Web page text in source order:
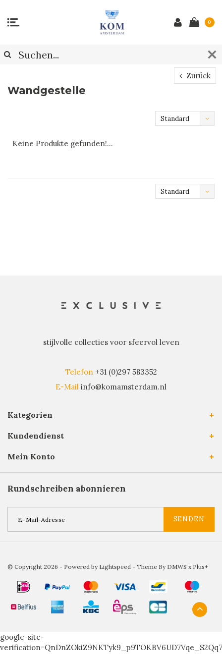
0
Zurück
Wandgestelle
Standard
Keine Produkte gefunden!...
Standard
stijlvolle collecties voor sfeervol leven
Telefon +31 (0)297 583352
E-Mail info@komamsterdam.nl
Kategorien
Kundendienst
Mein Konto
Rundschreiben abonnieren
SENDEN
© Copyright 2026 - Powered by Lightspeed - Theme By DMWS x Plus+
google-site-